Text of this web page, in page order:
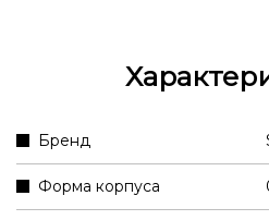
Бренд
Форма корпуса